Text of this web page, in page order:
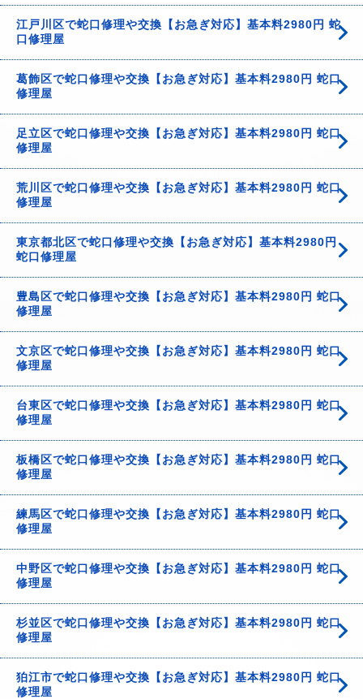
江戸川区で蛇口修理や交換【お急ぎ対応】基本料2980円 蛇
口修理屋
葛飾区で蛇口修理や交換【お急ぎ対応】基本料2980円 蛇口
修理屋
足立区で蛇口修理や交換【お急ぎ対応】基本料2980円 蛇口
修理屋
荒川区で蛇口修理や交換【お急ぎ対応】基本料2980円 蛇口
修理屋
東京都北区で蛇口修理や交換【お急ぎ対応】基本料2980円
蛇口修理屋
豊島区で蛇口修理や交換【お急ぎ対応】基本料2980円 蛇口
修理屋
文京区で蛇口修理や交換【お急ぎ対応】基本料2980円 蛇口
修理屋
台東区で蛇口修理や交換【お急ぎ対応】基本料2980円 蛇口
修理屋
板橋区で蛇口修理や交換【お急ぎ対応】基本料2980円 蛇口
修理屋
練馬区で蛇口修理や交換【お急ぎ対応】基本料2980円 蛇口
修理屋
中野区で蛇口修理や交換【お急ぎ対応】基本料2980円 蛇口
修理屋
杉並区で蛇口修理や交換【お急ぎ対応】基本料2980円 蛇口
修理屋
狛江市で蛇口修理や交換【お急ぎ対応】基本料2980円 蛇口
修理屋